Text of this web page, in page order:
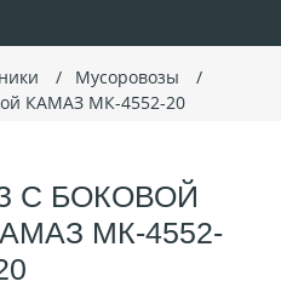
Мусоровозы
КАМАЗ МК-4552-20
С БОКОВОЙ
МК-4552-